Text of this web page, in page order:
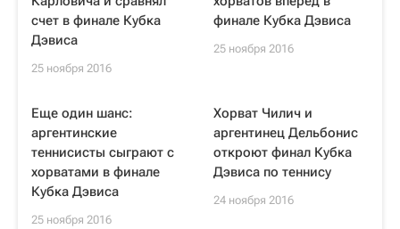
счет в финале Кубка
Дэвиса
25 ноября 2016
финале Кубка Дэвиса
25 ноября 2016
Еще один шанс:
аргентинские
теннисисты сыграют с
хорватами в финале
Кубка Дэвиса
25 ноября 2016
Хорват Чилич и
аргентинец Дельбонис
откроют финал Кубка
Дэвиса по теннису
24 ноября 2016